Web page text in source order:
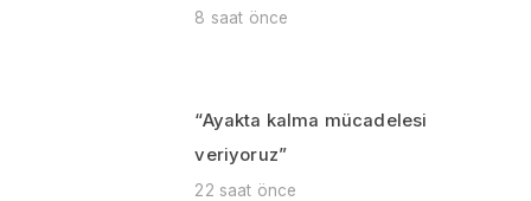
8 saat önce
“Ayakta kalma mücadelesi
veriyoruz”
22 saat önce